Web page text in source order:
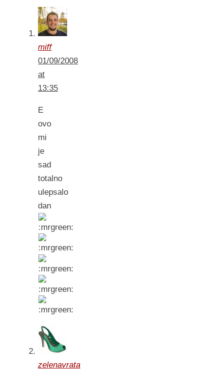
miff
01/09/2008
at
13:35
E
ovo
mi
je
sad
totalno
ulepsalo
dan
zelenavrata